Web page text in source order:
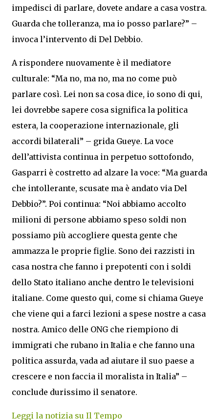
impedisci di parlare, dovete andare a casa vostra.
Guarda che tolleranza, ma io posso parlare?” –
invoca l’intervento di Del Debbio.
A rispondere nuovamente è il mediatore
culturale: “Ma no, ma no, ma no come può
parlare così. Lei non sa cosa dice, io sono di qui,
lei dovrebbe sapere cosa significa la politica
estera, la cooperazione internazionale, gli
accordi bilaterali” – grida Gueye. La voce
dell’attivista continua in perpetuo sottofondo,
Gasparri è costretto ad alzare la voce: “Ma guarda
che intollerante, scusate ma è andato via Del
Debbio?”. Poi continua: “Noi abbiamo accolto
milioni di persone abbiamo speso soldi non
possiamo più accogliere questa gente che
ammazza le proprie figlie. Sono dei razzisti in
casa nostra che fanno i prepotenti con i soldi
dello Stato italiano anche dentro le televisioni
italiane. Come questo qui, come si chiama Gueye
che viene qui a farci lezioni a spese nostre a casa
nostra. Amico delle ONG che riempiono di
immigrati che rubano in Italia e che fanno una
politica assurda, vada ad aiutare il suo paese a
crescere e non faccia il moralista in Italia” –
conclude durissimo il senatore.
Leggi la notizia su Il Tempo